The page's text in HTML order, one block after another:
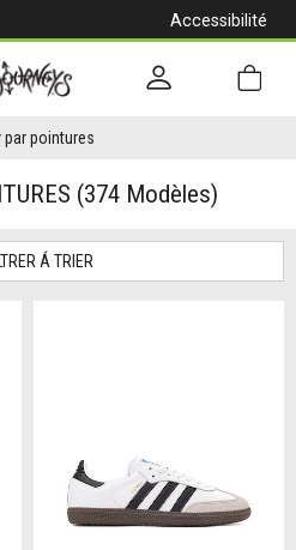
Accessibilité
par pointures
(374 Modèles)
Á TRIER